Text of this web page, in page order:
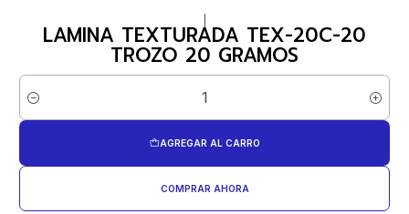
LAMINA TEXTURADA TEX-20C-20
TROZO 20 GRAMOS
Cantidad
AGREGAR AL CARRO
COMPRAR AHORA